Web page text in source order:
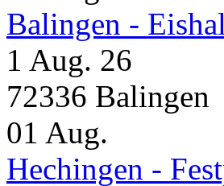
Balingen -
1 Aug. 26
72336 Balingen
01 Aug.
Hechingen -